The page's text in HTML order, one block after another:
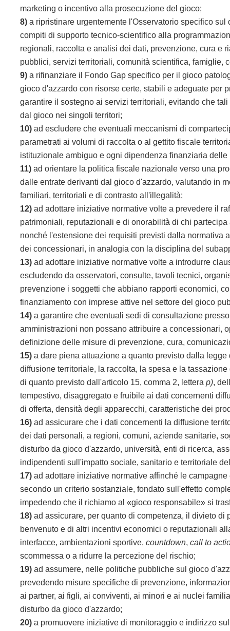
marketing o incentivo alla prosecuzione del gioco;
8) a ripristinare urgentemente l'Osservatorio specifico
compiti di supporto tecnico-scientifico alla
regionali, raccolta e analisi dei dati, prevenzione, cura e
pubblici, servizi territoriali, comunità scientifica, famiglie,
9) a rifinanziare il Fondo Gap specifico per il gioco
gioco d'azzardo con risorse certe, stabili e adeguate per
garantire il sostegno ai servizi territoriali, evitando che
dal gioco nei singoli territori;
10) ad escludere che eventuali meccanismi di
parametrati ai volumi di raccolta o al gettito fiscale
istituzionale ambiguo e ogni dipendenza finanziaria
11) ad orientare la politica fiscale nazionale verso una
dalle entrate derivanti dal gioco d'azzardo, valutando in
familiari, territoriali e di contrasto all'illegalità;
12) ad adottare iniziative normative volte a prevedere il
patrimoniali, reputazionali e di onorabilità di chi
nonché l'estensione dei requisiti previsti dalla normativa
dei concessionari, in analogia con la disciplina del
13) ad adottare iniziative normative volte a introdurre
escludendo da osservatori, consulte, tavoli tecnici,
prevenzione i soggetti che abbiano rapporti economici,
finanziamento con imprese attive nel settore del gioco
14) a garantire che eventuali sedi di consultazione
amministrazioni non possano attribuire a concessionari,
definizione delle misure di prevenzione, cura,
15) a dare piena attuazione a quanto previsto dalla
diffusione territoriale, la raccolta, la spesa e la
di quanto previsto dall'articolo 15, comma 2, letterap),
tempestivo, disaggregato e fruibile ai dati concernenti
di offerta, densità degli apparecchi, caratteristiche dei
16) ad assicurare che i dati concernenti la diffusione
dei dati personali, a regioni, comuni, aziende sanitarie,
disturbo da gioco d'azzardo, università, enti di ricerca,
indipendenti sull'impatto sociale, sanitario e territoriale
17) ad adottare iniziative normative affinché le
secondo un criterio sostanziale, fondato sull'effetto
impedendo che il richiamo al «gioco responsabile» si
18) ad assicurare, per quanto di competenza, il divieto
benvenuto e di altri incentivi economici o reputazionali
interfacce, ambientazioni sportive,countdown,call to
scommessa o a ridurre la percezione del rischio;
19) ad assumere, nelle politiche pubbliche sul gioco
prevedendo misure specifiche di prevenzione,
ai partner, ai figli, ai conviventi, ai minori e ai nuclei
disturbo da gioco d'azzardo;
20) a promuovere iniziative di monitoraggio e indirizzo